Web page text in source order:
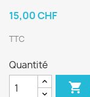
15,00 CHF
TTC
Quantité
